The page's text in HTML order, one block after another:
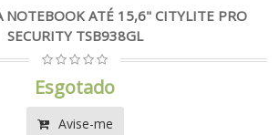
NOTEBOOK ATÉ 15,6" CITYLITE PRO
SECURITY TSB938GL
Esgotado
Avise-me